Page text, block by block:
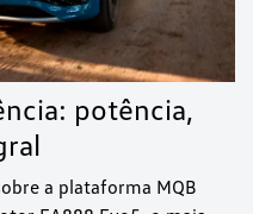
potência,
a plataforma MQB